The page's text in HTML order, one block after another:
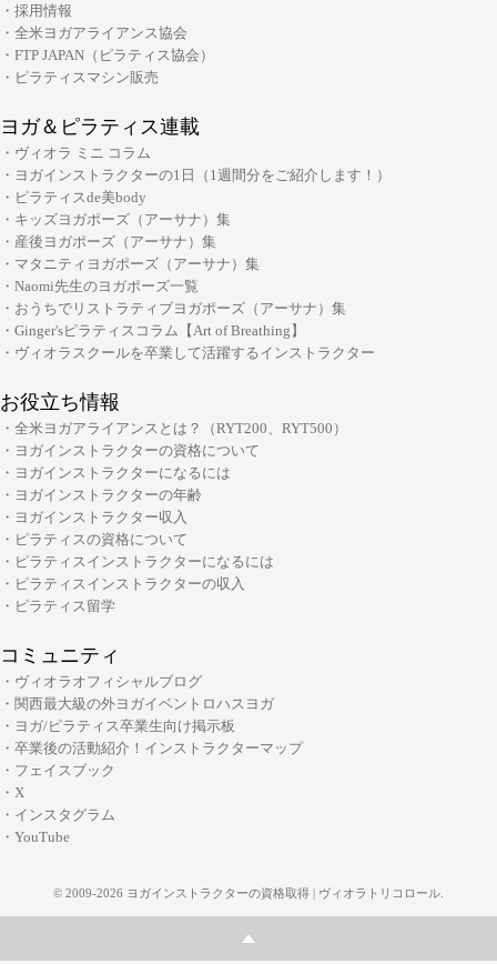
リフォーマースタジオ
大阪府大阪市中央区安土町2-5-5 本町明大ビル3F
TEL: 06-6926-8422
・ヨガ解剖学コース
・アーユルヴェーダを知る
・アーユルヴェーダを深める
プコース
・ヨガ指導者向け：個人プログラミングコース～症例別・目的別プログラ
ムの組み方～
・ヨガ指導者向け：アジャストメント＆モディフィケーションスキルアッ
プコース
・メンタルケアヨガ(心のためのヨガ)指導者養成コース
チャクラ講座
顔筋調整ヨガ養成指導者コース
・採用情報
・全米ヨガアライアンス協会
・FTP JAPAN（ピラティス協会）
・ピラティスマシン販売
ヨガ＆ピラティス連載
・ヴィオラ ミニ コラム
・ヨガインストラクターの1日（1週間分をご紹介します！）
・ピラティスde美body
・キッズヨガポーズ（アーサナ）集
・産後ヨガポーズ（アーサナ）集
・マタニティヨガポーズ（アーサナ）集
・Naomi先生のヨガポーズ一覧
・おうちでリストラティブヨガポーズ（アーサナ）集
・Ginger'sピラティスコラム【Art of Breathing】
・ヴィオラスクールを卒業して活躍するインストラクター
お役立ち情報
・全米ヨガアライアンスとは？（RYT200、RYT500）
・ヨガインストラクターの資格について
・ヨガインストラクターになるには
・ヨガインストラクターの年齢
・ヨガインストラクター収入
・ピラティスの資格について
・ピラティスインストラクターになるには
・ピラティスインストラクターの収入
・ピラティス留学
コミュニティ
・ヴィオラオフィシャルブログ
・関西最大級の外ヨガイベントロハスヨガ
・ヨガ/ピラティス卒業生向け掲示板
・卒業後の活動紹介！インストラクターマップ
・フェイスブック
・X
・インスタグラム
・YouTube
© 2009-2026 ヨガインストラクターの資格取得 | ヴィオラトリコロール